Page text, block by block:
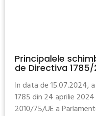
Principalele
de Directiva 1785/
In data de 15.07.2024,
1785 din 24 aprilie
2010/75/UE a